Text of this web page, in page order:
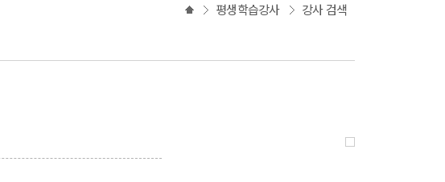
평생학습강사 강사 검색